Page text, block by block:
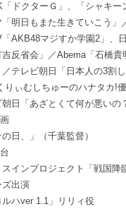
「ドクターＧ」、「シャキー
「明日もまた生きていこう」
「AKB48マジすか学園2」、
吉反省会」／Abema「石橋貴
／テレビ朝日「日本人の3割
りぃむしちゅーのハナタカ!
朝日「あざとくて何が悪いの
画
の日、」（千葉監督）
スインプロジェクト「戦国降
ズ出演
ルハver 1.1」リリィ役